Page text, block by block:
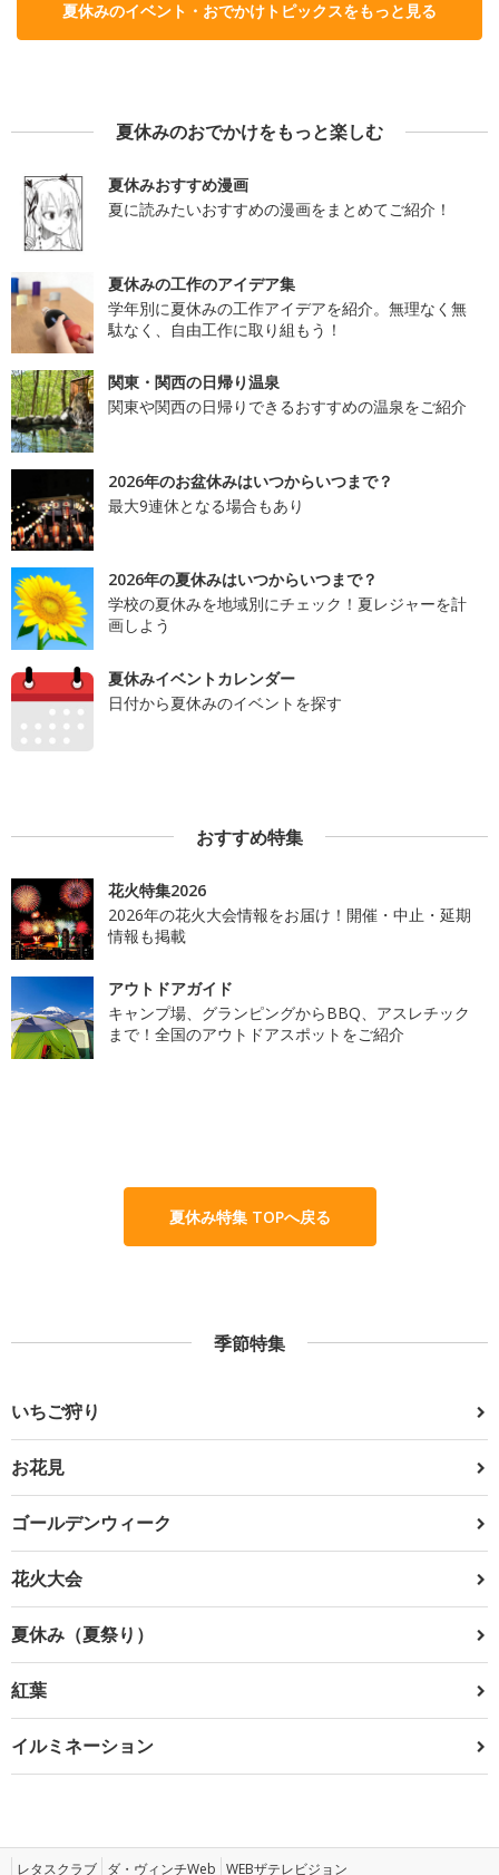
夏休みのイベント・おでかけトピックスをもっと見る
夏休みのおでかけをもっと楽しむ
夏休みおすすめ漫画
夏に読みたいおすすめの漫画をまとめてご紹介！
夏休みの工作のアイデア集
学年別に夏休みの工作アイデアを紹介。無理なく無
駄なく、自由工作に取り組もう！
関東・関西の日帰り温泉
関東や関西の日帰りできるおすすめの温泉をご紹介
2026年のお盆休みはいつからいつまで？
最大9連休となる場合もあり
2026年の夏休みはいつからいつまで？
学校の夏休みを地域別にチェック！夏レジャーを計
画しよう
夏休みイベントカレンダー
日付から夏休みのイベントを探す
おすすめ特集
花火特集2026
2026年の花火大会情報をお届け！開催・中止・延期
情報も掲載
アウトドアガイド
キャンプ場、グランピングからBBQ、アスレチック
まで！全国のアウトドアスポットをご紹介
夏休み特集 TOPへ戻る
季節特集
いちご狩り
お花見
ゴールデンウィーク
花火大会
夏休み（夏祭り）
紅葉
イルミネーション
レタスクラブ ダ・ヴィンチWeb WEBザテレビジョン